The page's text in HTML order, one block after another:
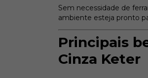
Sem necessidade de
ambiente esteja pronto
Principais
Cinza Keter